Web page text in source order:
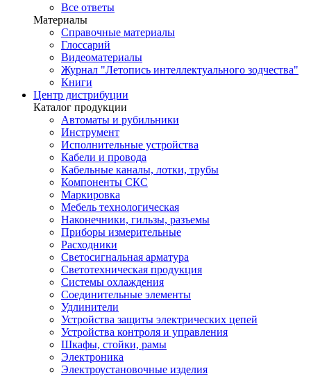
Все ответы
Материалы
Справочные материалы
Глоссарий
Видеоматериалы
Журнал "Летопись интеллектуального зодчества"
Книги
Центр дистрибуции
Каталог продукции
Автоматы и рубильники
Инструмент
Исполнительные устройства
Кабели и провода
Кабельные каналы, лотки, трубы
Компоненты СКС
Маркировка
Мебель технологическая
Наконечники, гильзы, разъемы
Приборы измерительные
Расходники
Светосигнальная арматура
Светотехническая продукция
Системы охлаждения
Соединительные элементы
Удлинители
Устройства защиты электрических цепей
Устройства контроля и управления
Шкафы, стойки, рамы
Электроника
Электроустановочные изделия